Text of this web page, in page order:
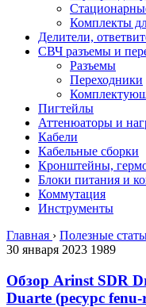
Комплекты
Делители,
СВЧ разъемы и
Разъемы
Переходники
Пигтейлы
Аттенюаторы и
Кабели
Кабельные сборки
Кронштейны,
Блоки питания и
Коммутация
Инструменты
Главная › Полезные
30 января 2023 1989
Обзор Arinst SDR
Duarte (ресурс